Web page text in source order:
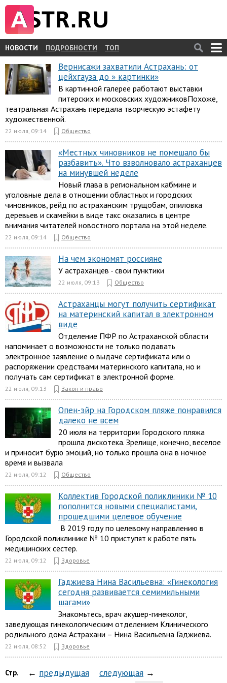
НОВОСТИ ПОДРОБНОСТИ ТОП
Вернисажи захватили Астрахань: от
цейхгауза до » картинки»
В картинной галерее работают выставки
питерских и московских художниковПохоже,
театральная Астрахань передала творческую эстафету
художественной.
22 июля, 09:14 Общество
«Местных чиновников не помешало бы
разбавить». Что взволновало астраханцев
на минувшей неделе
Новый глава в региональном кабмине и
уголовные дела в отношении областных и городских
чиновников, рейд по астраханским трущобам, опиловка
деревьев и скамейки в виде такс оказались в центре
внимания читателей новостного портала на этой неделе.
22 июля, 09:14 Общество
На чем экономят россияне
У астраханцев - свои пунктики
22 июля, 09:13 Общество
Астраханцы могут получить сертификат
на материнский капитал в электронном
виде
Отделение ПФР по Астраханской области
напоминает о возможности не только подавать
электронное заявление о выдаче сертификата или о
распоряжении средствами материнского капитала, но и
получать сам сертификат в электронной форме.
22 июля, 09:13 Закон и право
Опен-эйр на Городском пляже понравился
далеко не всем
20 июля на территории Городского пляжа
прошла дискотека. Зрелище, конечно, веселое
и приносит бурю эмоций, но только прошла она в ночное
время и вызвала
22 июля, 09:12 Общество
Коллектив Городской поликлиники № 10
пополнится новыми специалистами,
прошедшими целевое обучение
В 2019 году по целевому направлению в
Городской поликлинике № 10 приступят к работе пять
медицинских сестер.
22 июля, 09:12 Здоровье
Гаджиева Нина Васильевна: «Гинекология
сегодня развивается семимильными
шагами»
Знакомьтесь, врач акушер-гинеколог,
заведующая гинекологическим отделением Клинического
родильного дома Астрахани – Нина Васильевна Гаджиева.
22 июля, 08:52 Здоровье
Стр. ← предыдущая следующая →